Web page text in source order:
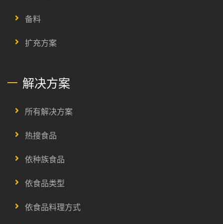
备料
扩充方案
解决方案
所有解决方案
热搜食品
依种族食品
依食品类型
依食品料理方式